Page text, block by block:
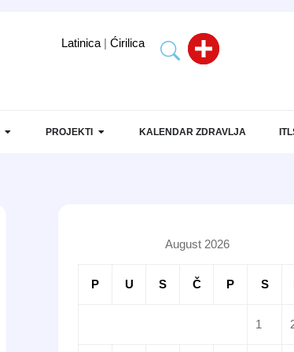
Latinica |Ćirilica
PROJEKTI KALENDAR ZDRAVLJA
August 2026
P U S Č P S
1